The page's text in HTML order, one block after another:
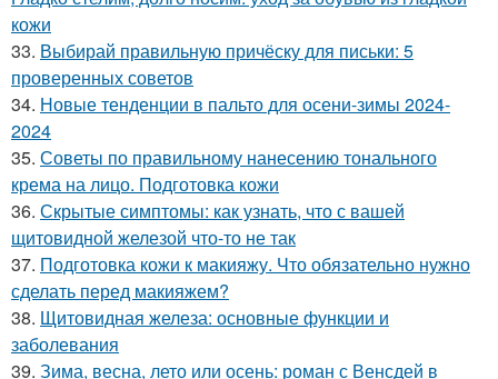
кожи
33. Выбирай правильную причёску для письки: 5
проверенных советов
34. Новые тенденции в пальто для осени-зимы 2024-
2024
35. Советы по правильному нанесению тонального
крема на лицо. Подготовка кожи
36. Скрытые симптомы: как узнать, что с вашей
щитовидной железой что-то не так
37. Подготовка кожи к макияжу. Что обязательно нужно
сделать перед макияжем?
38. Щитовидная железа: основные функции и
заболевания
39. Зима, весна, лето или осень: роман с Венсдей в